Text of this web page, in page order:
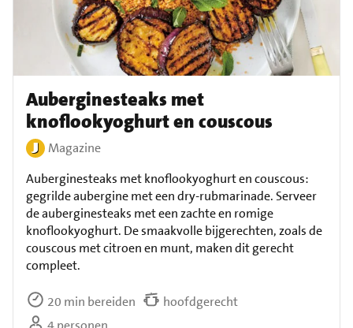
Auberginesteaks met
knoflookyoghurt en couscous
Magazine
Auberginesteaks met knoflookyoghurt en couscous:
gegrilde aubergine met een dry-rubmarinade. Serveer
de auberginesteaks met een zachte en romige
knoflookyoghurt. De smaakvolle bijgerechten, zoals de
couscous met citroen en munt, maken dit gerecht
compleet.
20 min bereiden
hoofdgerecht